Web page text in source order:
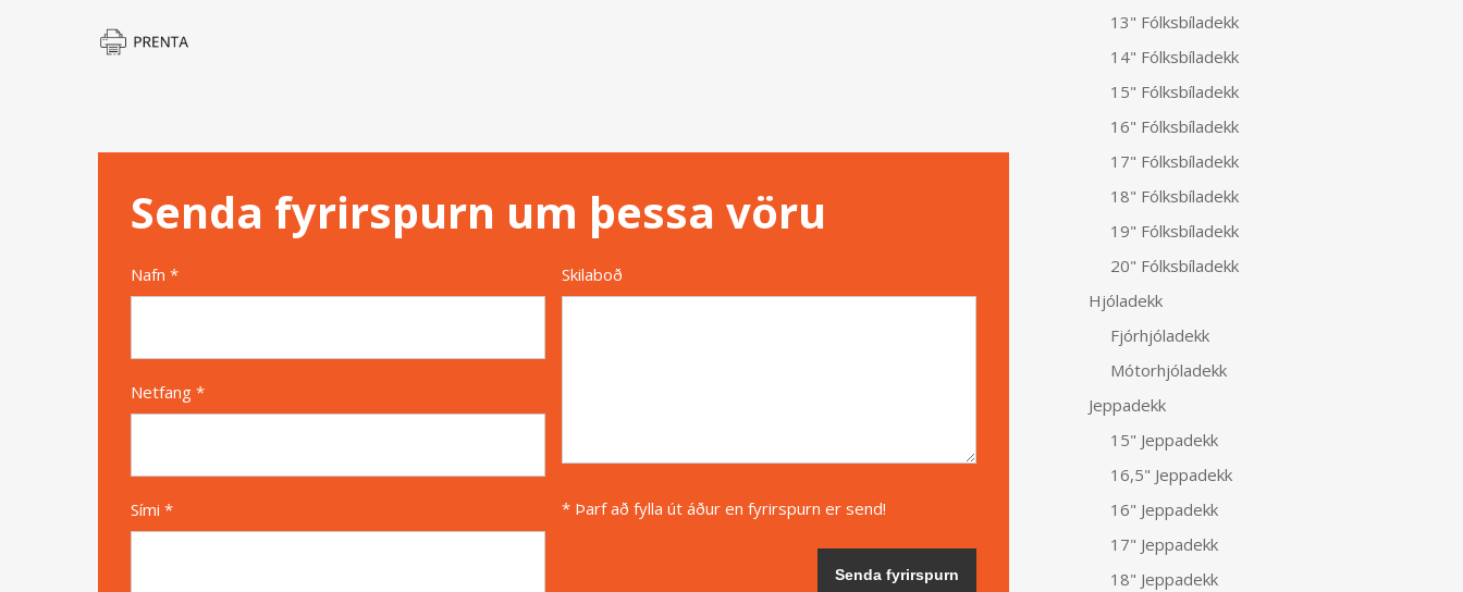
Senda fyrirspurn um þessa vöru
Nafn *
Netfang *
Sími *
Skilaboð
* Þarf að fylla út áður en fyrirspurn er send!
13" Fólksbíladekk
14" Fólksbíladekk
15" Fólksbíladekk
16" Fólksbíladekk
17" Fólksbíladekk
18" Fólksbíladekk
19" Fólksbíladekk
20" Fólksbíladekk
Hjóladekk
Fjórhjóladekk
Mótorhjóladekk
Jeppadekk
15" Jeppadekk
16,5" Jeppadekk
16" Jeppadekk
17" Jeppadekk
18" Jeppadekk